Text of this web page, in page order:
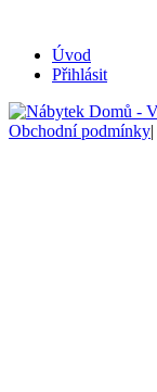
Úvod
Přihlásit
Obchodní podmínky|